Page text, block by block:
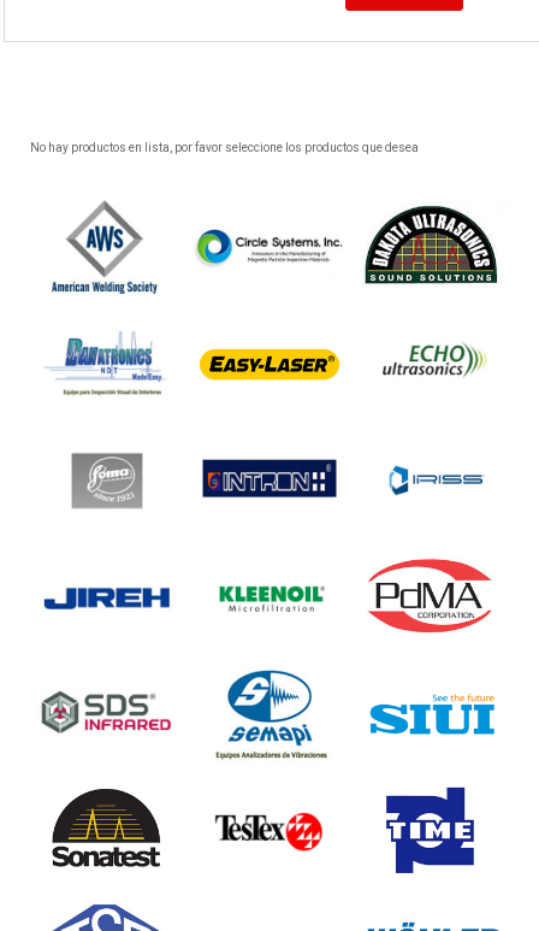
No hay productos en lista, por favor seleccione los productos que desea